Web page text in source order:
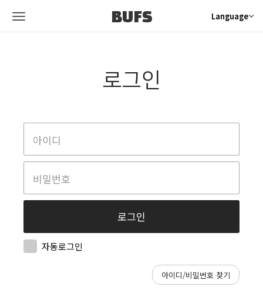
BUFS Language
로그인
자동로그인
아이디/비밀번호 찾기